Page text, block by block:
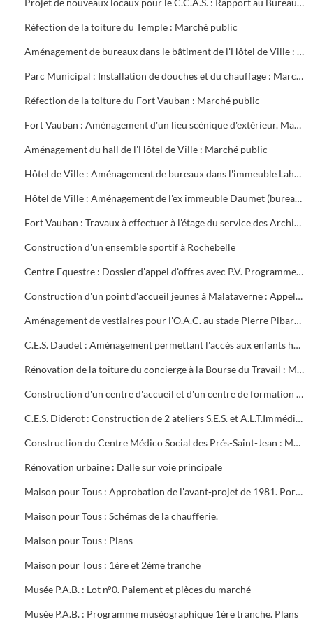
Projet de nouveaux locaux pour le C.C.A.S. : Rapport au Bureau Municipal
Réfection de la toiture du Temple : Marché public
Aménagement de bureaux dans le bâtiment de l'Hôtel de Ville : Marché public
Parc Municipal : Installation de douches et du chauffage : Marché public
Réfection de la toiture du Fort Vauban : Marché public
Fort Vauban : Aménagement d'un lieu scénique d'extérieur. Marché public
Aménagement du hall de l'Hôtel de Ville : Marché public
Hôtel de Ville : Aménagement de bureaux dans l'immeuble Lahondès (3 tranches) : Marché public
Hôtel de Ville : Aménagement de l'ex immeuble Daumet (bureaux du 2ème étage Informatique, cave escalier) : Marché public
Fort Vauban : Travaux à effectuer à l'étage du service des Archives. Liste du mobilier à acheter. Installation du Fonds Ancien de la Bibliothèque
Construction d'un ensemble sportif à Rochebelle
Centre Equestre : Dossier d'appel d'offres avec P.V. Programme du concours. Réunions de chantier
Construction d'un point d'accueil jeunes à Malataverne : Appel d'offres
Aménagement de vestiaires pour l'O.A.C. au stade Pierre Pibarot : Estimatif
C.E.S. Daudet : Aménagement permettant l'accès aux enfants handicapés. Projet et marché public
Rénovation de la toiture du concierge à la Bourse du Travail : Marché public
Construction d'un centre d'accueil et d'un centre de formation pour l'O.A.C. Programme
C.E.S. Diderot : Construction de 2 ateliers S.E.S. et A.L.T.Immédiate. Marché public
Construction du Centre Médico Social des Prés-Saint-Jean : Marché public
Rénovation urbaine : Dalle sur voie principale
Maison pour Tous : Approbation de l'avant-projet de 1981. Portrait de Louis Aragon " un éternel printemps ". Calque de l'aménagement intérieur
Maison pour Tous : Schémas de la chaufferie.
Maison pour Tous : Plans
Maison pour Tous : 1ère et 2ème tranche
Musée P.A.B. : Lot n°0. Paiement et pièces du marché
Musée P.A.B. : Programme muséographique 1ère tranche. Plans